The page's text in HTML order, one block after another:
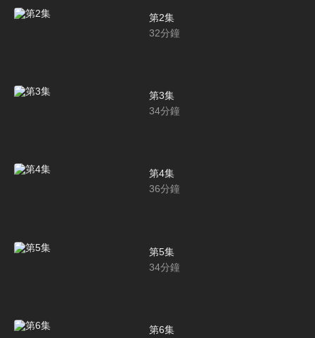
第2集
32分鐘
第3集
34分鐘
第4集
36分鐘
第5集
34分鐘
第6集